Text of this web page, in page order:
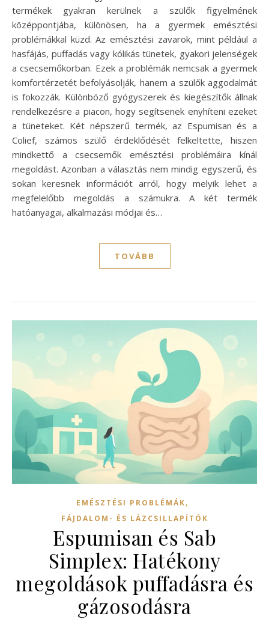
termékek gyakran kerülnek a szülők figyelmének
középpontjába, különösen, ha a gyermek emésztési
problémákkal küzd. Az emésztési zavarok, mint például a
hasfájás, puffadás vagy kólikás tünetek, gyakori jelenségek
a csecsemőkorban. Ezek a problémák nemcsak a gyermek
komfortérzetét befolyásolják, hanem a szülők aggodalmát
is fokozzák. Különböző gyógyszerek és kiegészítők állnak
rendelkezésre a piacon, hogy segítsenek enyhíteni ezeket
a tüneteket. Két népszerű termék, az Espumisan és a
Colief, számos szülő érdeklődését felkeltette, hiszen
mindkettő a csecsemők emésztési problémáira kínál
megoldást. Azonban a választás nem mindig egyszerű, és
sokan keresnek információt arról, hogy melyik lehet a
megfelelőbb megoldás a számukra. A két termék
hatóanyagai, alkalmazási módjai és…
TOVÁBB
EMÉSZTÉSI PROBLÉMÁK,
FÁJDALOM- ÉS LÁZCSILLAPÍTÓK
Espumisan és Sab
Simplex: Hatékony
megoldások puffadásra és
gázosodásra